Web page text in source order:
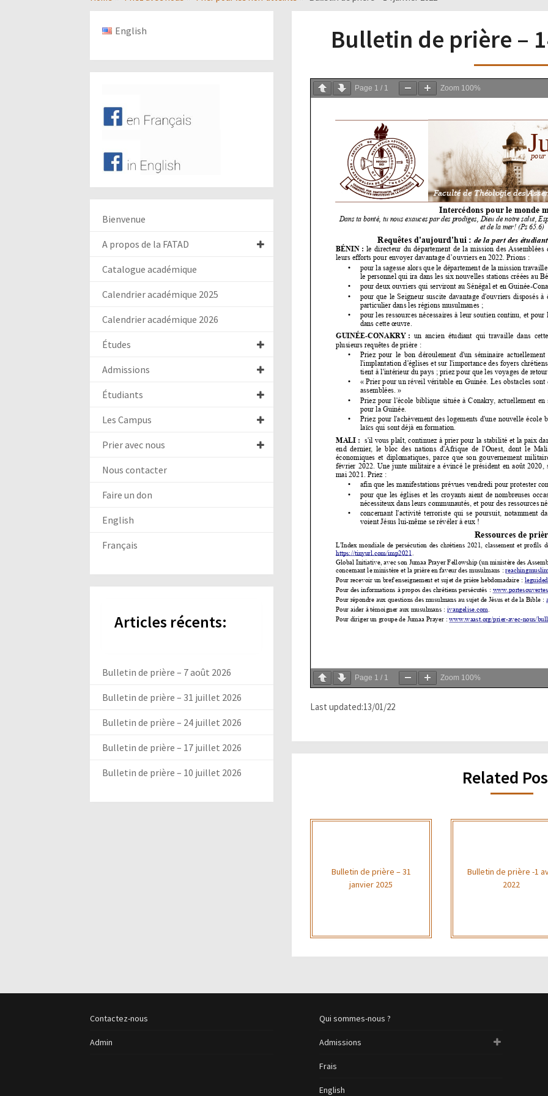
Bulletin de prière –
Page 1 / 1 Zoom 100%
Page 1 / 1 Zoom 100%
Last updated:13/01/22
Related
Bulletin de prière – 31
janvier 2025
Bulletin de prière -1
2022
English
Bienvenue
A propos de la FATAD
Catalogue académique
Calendrier académique 2025
Calendrier académique 2026
Études
Admissions
Étudiants
Les Campus
Prier avec nous
Nous contacter
Faire un don
English
Français
Articles récents:
Bulletin de prière – 7 août 2026
Bulletin de prière – 31 juillet 2026
Bulletin de prière – 24 juillet 2026
Bulletin de prière – 17 juillet 2026
Bulletin de prière – 10 juillet 2026
Contactez-nous
Admin
Qui sommes-nous ?
Admissions
Frais
English